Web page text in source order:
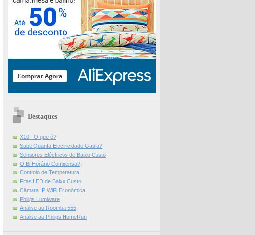
Destaques
X10 - O que é?
Sabe Quanta Electricidade Gasta?
Sensores Eléctricos de Baixo Custo
O Bi-Horário Compensa?
Controlo de Temperatura
Fitas LED de Baixo Custo
Câmara IP WiFi Económica
Philips Lumiware
Análise ao Roomba 555
Análise ao Philips HomeRun